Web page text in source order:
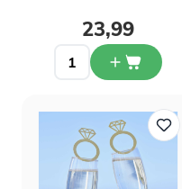
23,99